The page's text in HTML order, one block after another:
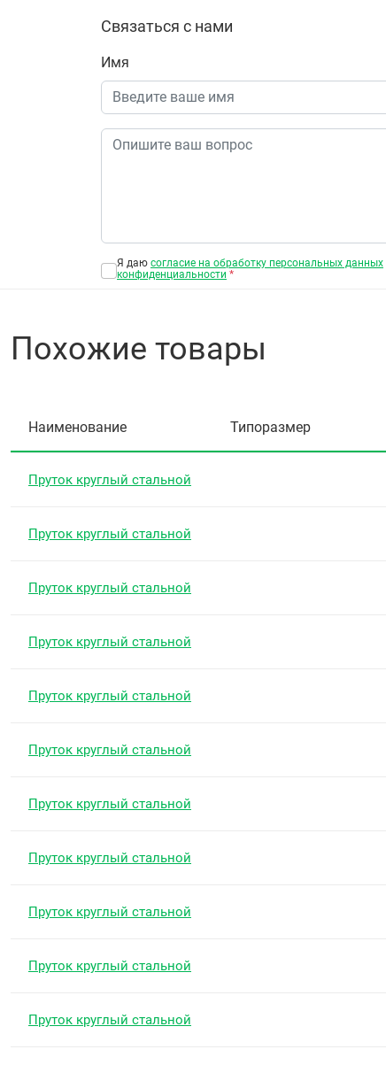
Связаться с нами
Имя
Я даю согласие на обработку персональных данных
конфиденциальности *
Похожие товары
Наименование Типоразмер
Пруток круглый стальной
Пруток круглый стальной
Пруток круглый стальной
Пруток круглый стальной
Пруток круглый стальной
Пруток круглый стальной
Пруток круглый стальной
Пруток круглый стальной
Пруток круглый стальной
Пруток круглый стальной
Пруток круглый стальной